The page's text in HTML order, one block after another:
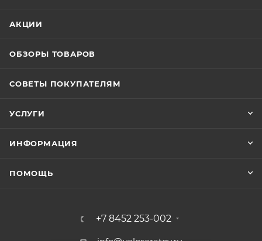
АКЦИИ
ОБЗОРЫ ТОВАРОВ
СОВЕТЫ ПОКУПАТЕЛЯМ
УСЛУГИ
ИНФОРМАЦИЯ
ПОМОЩЬ
+7 8452 253-002